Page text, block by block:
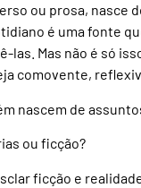
ou prosa, nasce
é uma fonte
las. Mas não é só
comovente,
nascem de
ou ficção?
ficção e